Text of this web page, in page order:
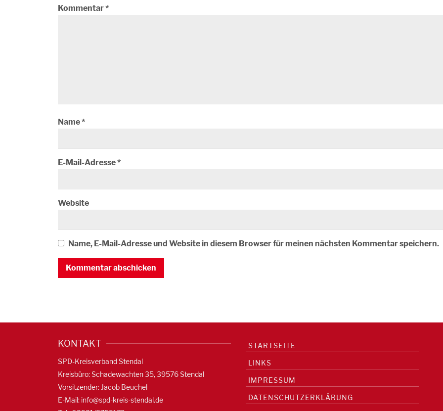
Kommentar*
Name*
E-Mail-Adresse*
Website
Name, E-Mail-Adresse und Website in diesem Browser für meinen nächsten Kommentar speichern.
KONTAKT
SPD-Kreisverband Stendal
Kreisbüro: Schadewachten 35, 39576 Stendal
Vorsitzender: Jacob Beuchel
E-Mail: info@spd-kreis-stendal.de
STARTSEITE
LINKS
IMPRESSUM
DATENSCHUTZERKLÄRUNG